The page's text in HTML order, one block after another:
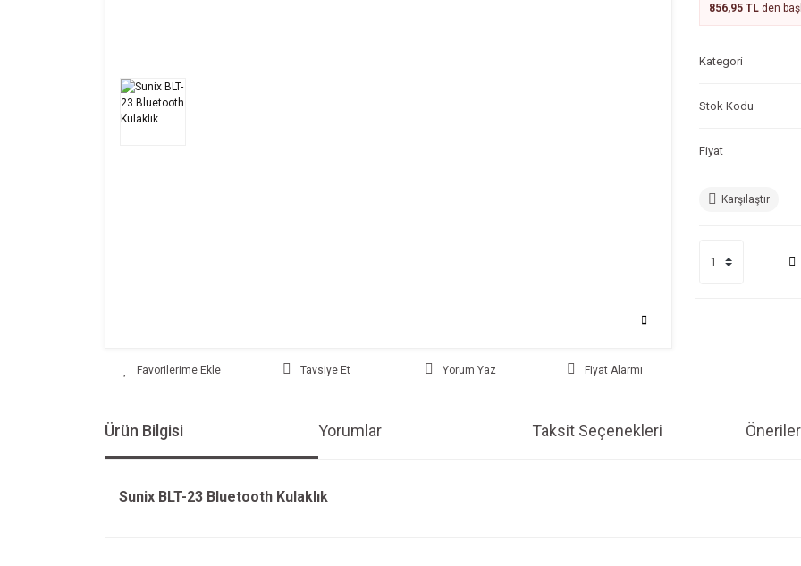
Tavsiye Et Yorum Yaz Fiyat Alarmı
856,95 TL den
Kategori
Stok Kodu
Fiyat
Karşılaştır
Ürün Bilgisi Yorumlar Taksit Seçenekleri
Sunix BLT-23 Bluetooth Kulaklık